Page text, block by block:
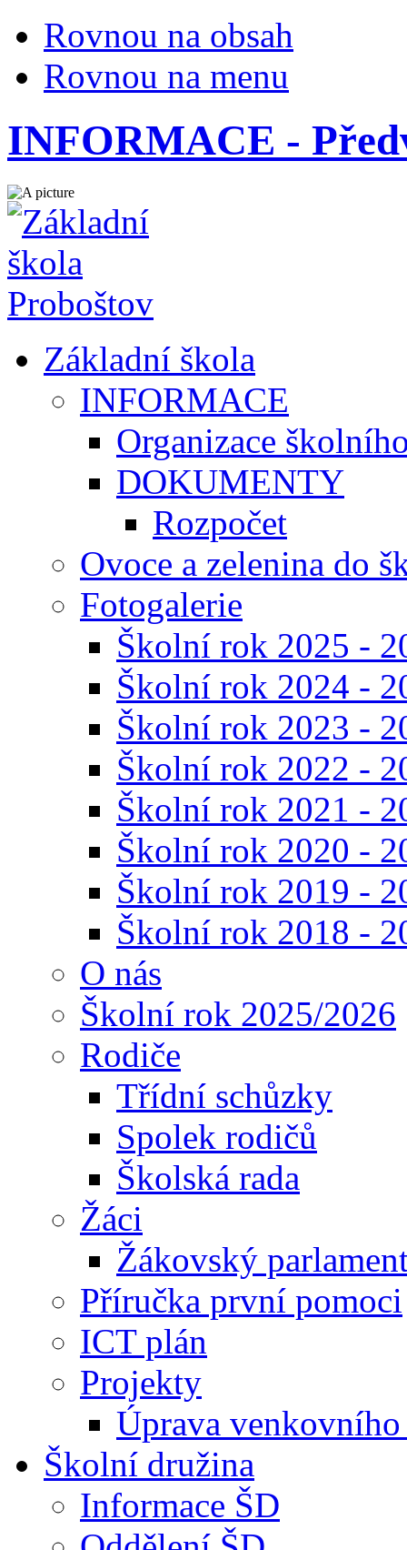
Rovnou na obsah
Rovnou na menu
INFORMACE -
Základní škola
INFORMACE
Organizace
DOKUMENTY
Rozpočet
Ovoce a zelenina do
Fotogalerie
Školní rok 2025 -
Školní rok 2024 -
Školní rok 2023 -
Školní rok 2022 -
Školní rok 2021 -
Školní rok 2020 -
Školní rok 2019 -
Školní rok 2018 -
O nás
Školní rok 2025/2026
Rodiče
Třídní schůzky
Spolek rodičů
Školská rada
Žáci
Žákovský
Příručka první pomoci
ICT plán
Projekty
Úprava
Školní družina
Informace ŠD